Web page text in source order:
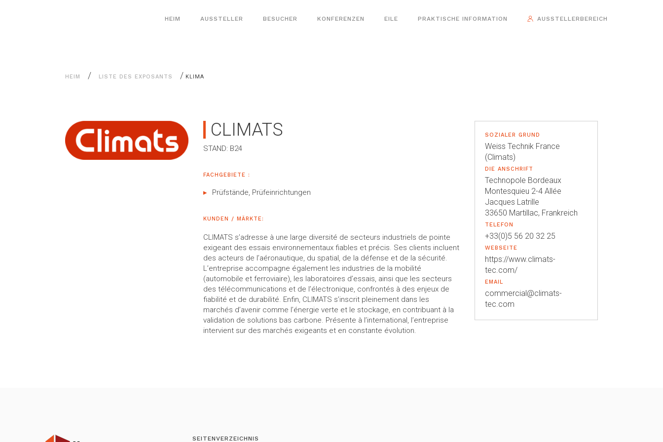
HEIM AUSSTELLER BESUCHER KONFERENZEN EILE PRAKTISCHE INFORMATION AUSSTELLERBEREICH
HEIM / LISTE DES EXPOSANTS / KLIMA
CLIMATS
STAND: B24
FACHGEBIETE :
Prüfstände, Prüfeinrichtungen
KUNDEN / MÄRKTE:
CLIMATS s’adresse à une large diversité de secteurs industriels de pointe
exigeant des essais environnementaux fiables et précis. Ses clients incluent
des acteurs de l’aéronautique, du spatial, de la défense et de la sécurité.
L’entreprise accompagne également les industries de la mobilité
(automobile et ferroviaire), les laboratoires d’essais, ainsi que les secteurs
des télécommunications et de l’électronique, confrontés à des enjeux de
fiabilité et de durabilité. Enfin, CLIMATS s’inscrit pleinement dans les
marchés d’avenir comme l’énergie verte et le stockage, en contribuant à la
validation de solutions bas carbone. Présente à l’international, l’entreprise
intervient sur des marchés exigeants et en constante évolution.
SOZIALER GRUND
Weiss Technik France
(Climats)
DIE ANSCHRIFT
Technopole Bordeaux
Montesquieu 2-4 Allée
Jacques Latrille
33650 Martillac, Frankreich
TELEFON
+33(0)5 56 20 32 25
WEBSEITE
https://www.climats-
tec.com/
EMAIL
commercial@climats-
tec.com
SEITENVERZEICHNIS